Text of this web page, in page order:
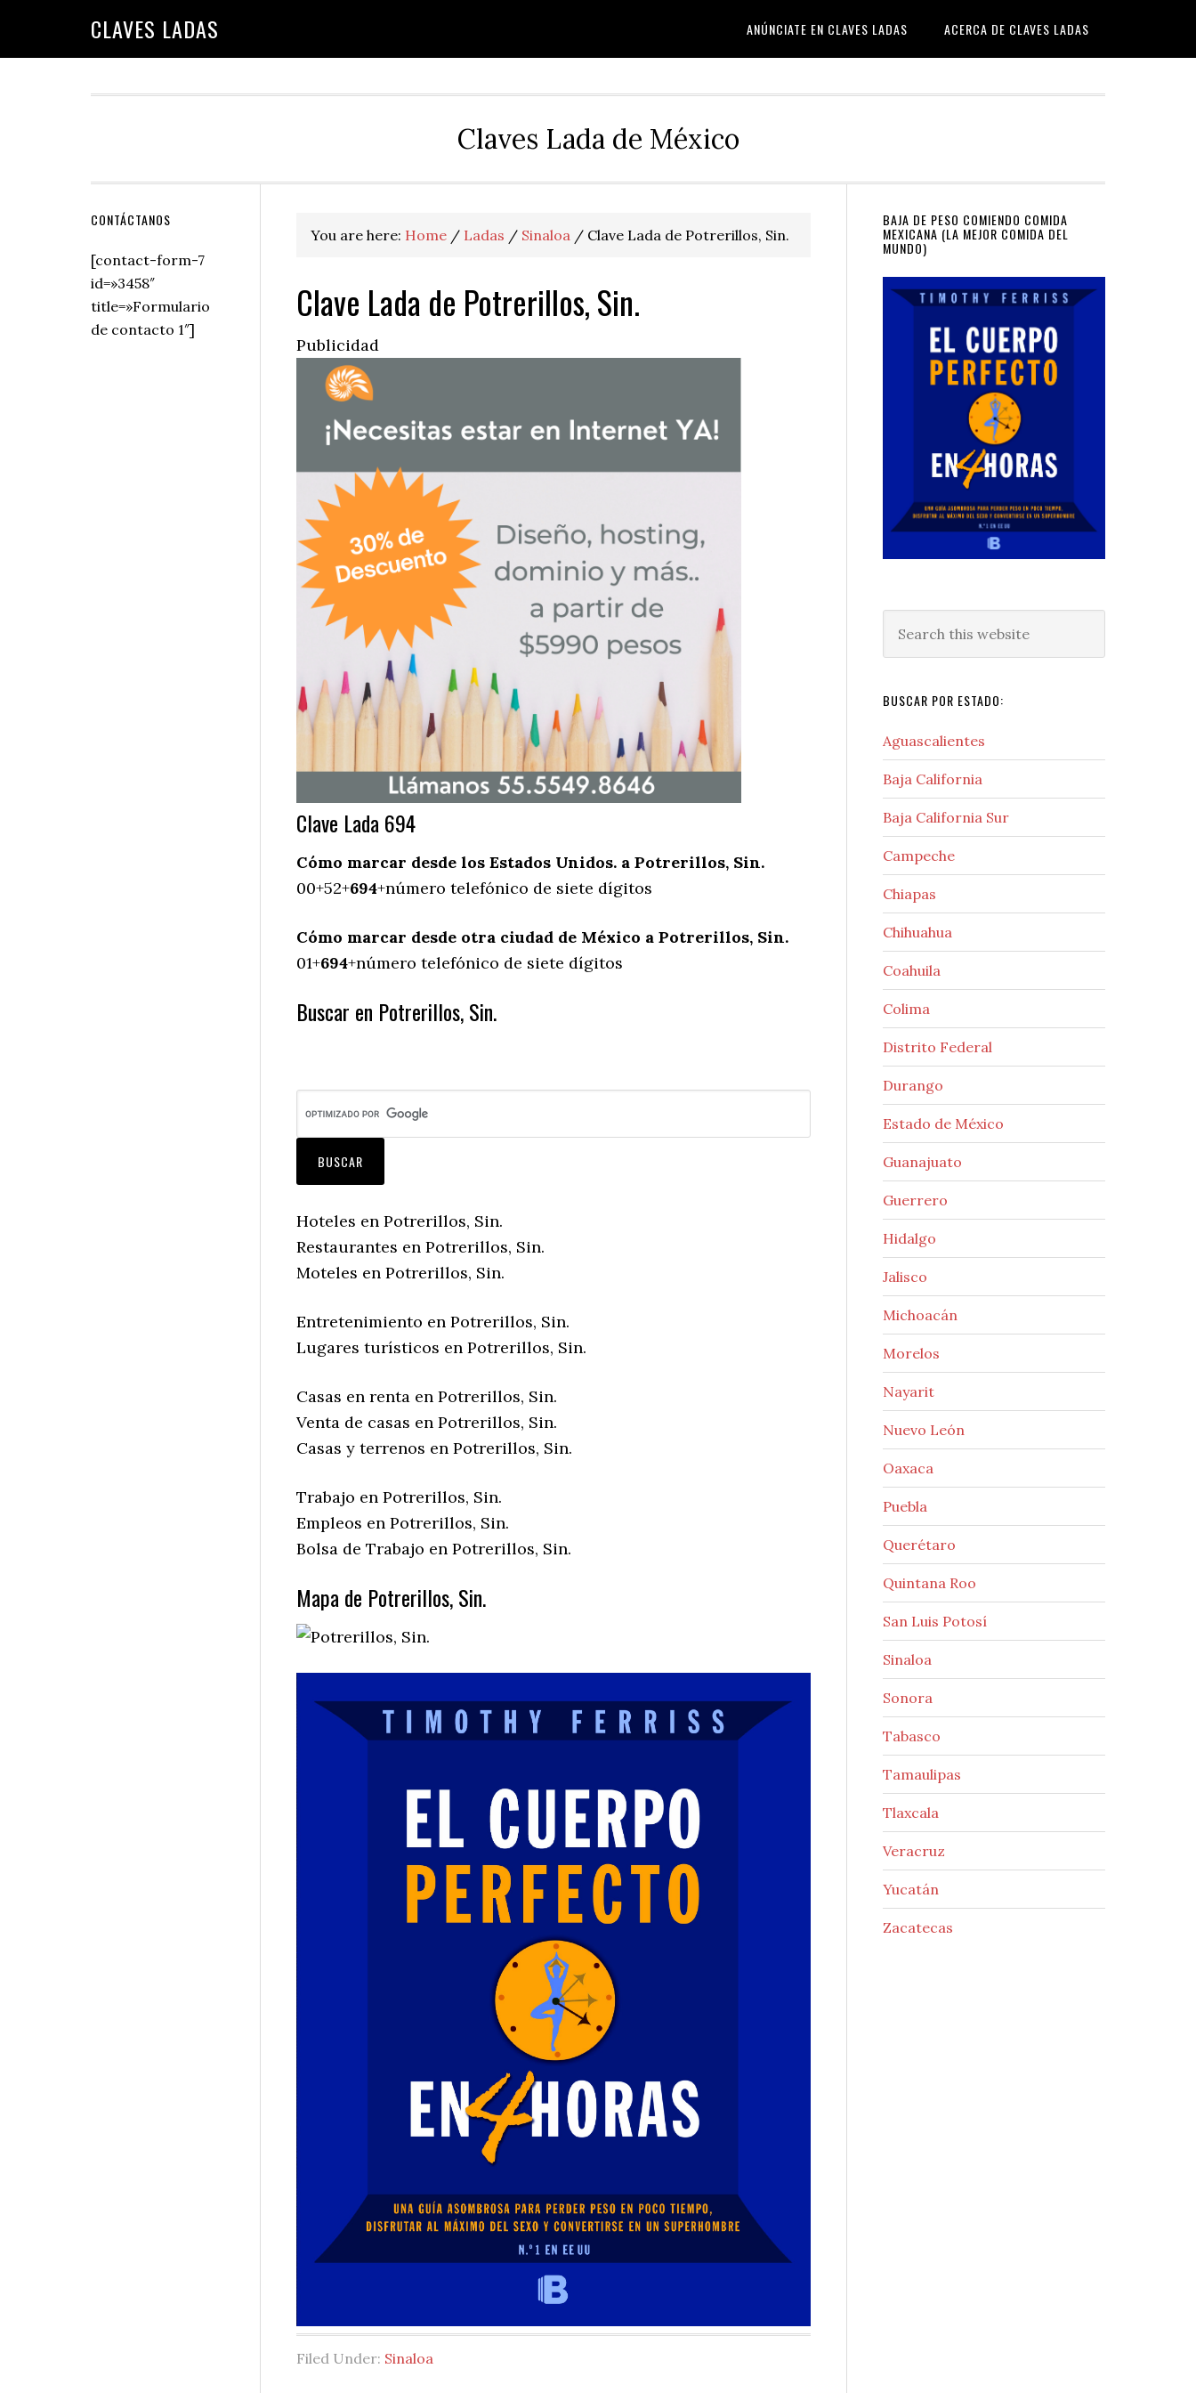
CLAVES LADAS ANÚNCIATE EN CLAVES LADAS ACERCA DE CLAVES LADAS
Claves Lada de México
You are here: Home / Ladas / Sinaloa / Clave Lada de Potrerillos, Sin.
Clave Lada de Potrerillos, Sin.
Publicidad
Clave Lada 694
Cómo marcar desde los Estados Unidos. a Potrerillos, Sin.
00+52+694+número telefónico de siete dígitos
Cómo marcar desde otra ciudad de México a Potrerillos, Sin.
01+694+número telefónico de siete dígitos
Buscar en Potrerillos, Sin.
Hoteles en Potrerillos, Sin.
Restaurantes en Potrerillos, Sin.
Moteles en Potrerillos, Sin.
Entretenimiento en Potrerillos, Sin.
Lugares turísticos en Potrerillos, Sin.
Casas en renta en Potrerillos, Sin.
Venta de casas en Potrerillos, Sin.
Casas y terrenos en Potrerillos, Sin.
Trabajo en Potrerillos, Sin.
Empleos en Potrerillos, Sin.
Bolsa de Trabajo en Potrerillos, Sin.
Mapa de Potrerillos, Sin.
Filed Under: Sinaloa
Primary
Sidebar
BAJA DE PESO COMIENDO COMIDA
MEXICANA (LA MEJOR COMIDA DEL
MUNDO)
this
BUSCAR POR ESTADO:
Aguascalientes
Baja California
Baja California Sur
Campeche
Chiapas
Chihuahua
Coahuila
Colima
Distrito Federal
Durango
Estado de México
Guanajuato
Guerrero
Hidalgo
Jalisco
Michoacán
Morelos
Nayarit
Nuevo León
Oaxaca
Puebla
Querétaro
Quintana Roo
San Luis Potosí
Sinaloa
Sonora
Tabasco
Tamaulipas
Tlaxcala
Veracruz
Yucatán
Zacatecas
Secondary
Sidebar
CONTÁCTANOS
[contact-form-7
id=»3458″
title=»Formulario
de contacto 1″]